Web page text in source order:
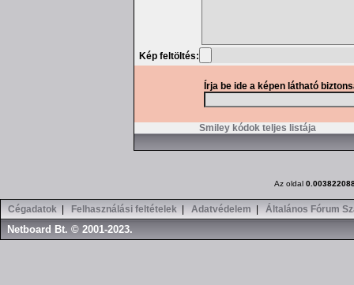
Kép feltöltés:
Írja be ide a képen látható
Smiley kódok teljes listája
Az oldal
Cégadatok Felhasználási feltételek Adatvédelem Általános Fórum
Netboard Bt. © 2001-2023.